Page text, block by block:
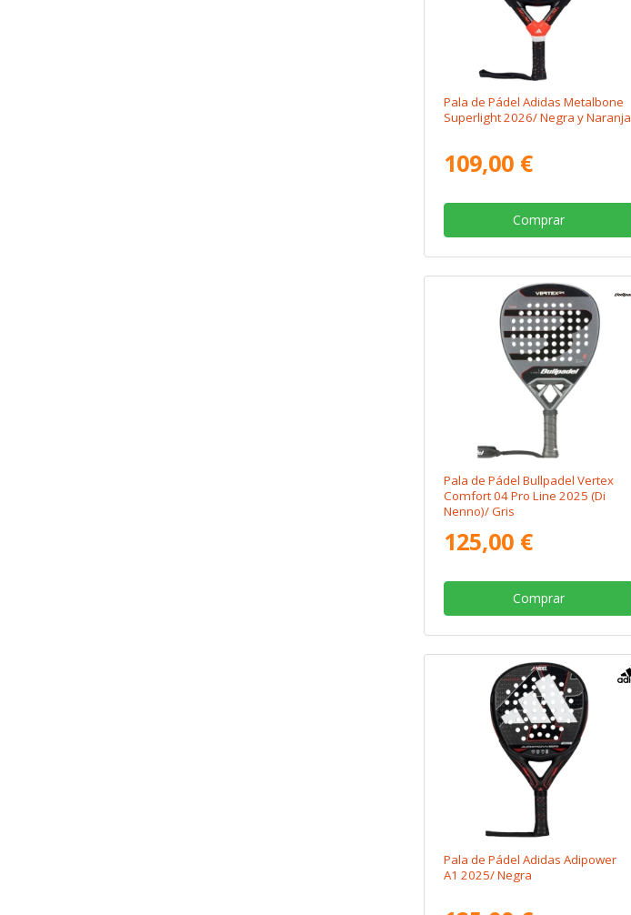
Pala de Pádel Adidas Metalbone
Superlight 2026/ Negra y Naranja
109,00 €
Comprar
Pala de Pádel Bullpadel Vertex
Comfort 04 Pro Line 2025 (Di
Nenno)/ Gris
125,00 €
Comprar
Pala de Pádel Adidas Adipower
A1 2025/ Negra